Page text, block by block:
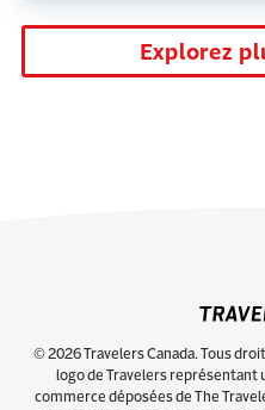
Explorez
© 2026 Travelers Canada. Tous
logo de Travelers représentant
commerce déposées de The